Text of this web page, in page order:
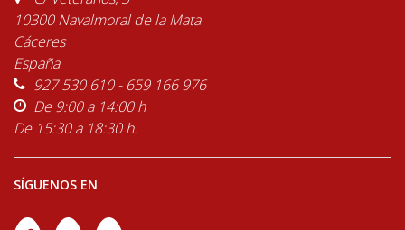
10300 Navalmoral de la Mata
Cáceres
España
927 530 610 - 659 166 976
De 9:00 a 14:00 h
De 15:30 a 18:30 h.
SÍGUENOS EN